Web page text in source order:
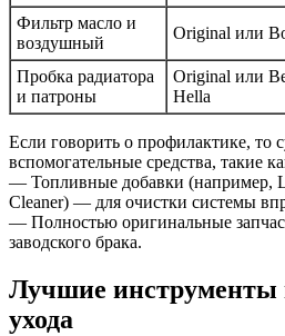
Фильтр масло и
воздушный
Original или
Пробка радиатора
и патроны
Original или
Hella
Если говорить о профилактике, то
вспомогательные средства, такие
— Топливные добавки (например,
Cleaner) — для очистки системы
— Полностью оригинальные
заводского брака.
Лучшие инструменты
ухода